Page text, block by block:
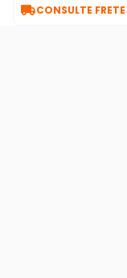
CONSULTE FRETE